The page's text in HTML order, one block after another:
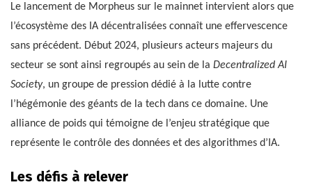
Le lancement de Morpheus sur le mainnet intervient alors que
l’écosystème des IA décentralisées connaît une effervescence
sans précédent. Début 2024, plusieurs acteurs majeurs du
secteur se sont ainsi regroupés au sein de la Decentralized AI
Society, un groupe de pression dédié à la lutte contre
l’hégémonie des géants de la tech dans ce domaine. Une
alliance de poids qui témoigne de l’enjeu stratégique que
représente le contrôle des données et des algorithmes d’IA.
Les défis à relever